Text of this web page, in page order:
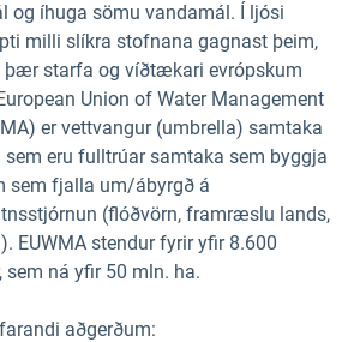
og íhuga sömu vandamál. Í ljósi
milli slíkra stofnana gagnast þeim,
þær starfa og víðtækari evrópskum
Union of Water Management
er vettvangur (umbrella) samtaka
sem eru fulltrúar samtaka sem byggja
sem fjalla um/ábyrgð á
(flóðvörn, framræslu lands,
EUWMA stendur fyrir yfir 8.600
ná yfir 50 mln. ha.
aðgerðum: